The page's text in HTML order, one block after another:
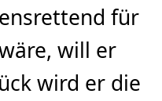
für
will er
wird er die